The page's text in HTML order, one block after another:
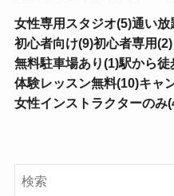
女性専用スタジオ(5)通い放
初心者向け(9)初心者専用(2)
無料駐車場あり(1)駅から徒
体験レッスン無料(10)キャ
女性インストラクターのみ